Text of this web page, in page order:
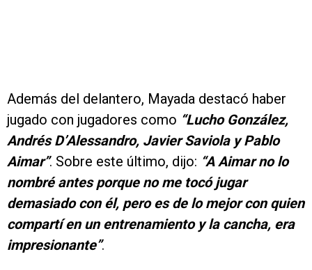
Además del delantero, Mayada destacó haber
jugado con jugadores como “Lucho González,
Andrés D’Alessandro, Javier Saviola y Pablo
Aimar”. Sobre este último, dijo: “A Aimar no lo
nombré antes porque no me tocó jugar
demasiado con él, pero es de lo mejor con quien
compartí en un entrenamiento y la cancha, era
impresionante”.